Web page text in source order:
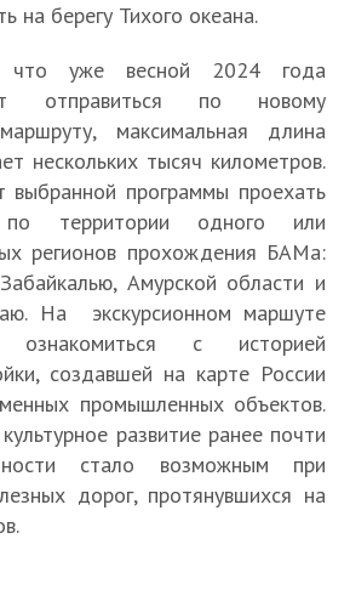
на берегу Тихого океана.
что уже весной 2024 года
отправиться по новому
максимальная длина
нескольких тысяч километров.
выбранной программы проехать
территории одного или
регионов прохождения БАМа:
Амурской области и
На экскурсионном маршуте
с историей
создавшей на карте России
промышленных объектов.
развитие ранее почти
стало возможным при
дорог, протянувшихся на